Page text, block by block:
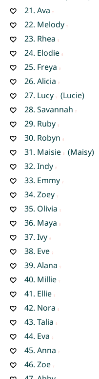
21. Ava
22. Melody
23. Rhea
24. Elodie
25. Freya
26. Alicia
27. Lucy
(Lucie)
28. Savannah
29. Ruby
30. Robyn
31. Maisie
(Maisy)
32. Indy
33. Emmy
34. Zoey
35. Olivia
36. Maya
37. Ivy
38. Eve
39. Alana
40. Millie
41. Ellie
42. Nora
43. Talia
44. Eva
45. Anna
46. Zoe